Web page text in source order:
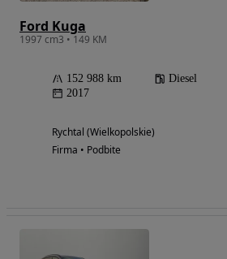
Ford Kuga
1997 cm3 • 149 KM
152 988 km Diesel
2017
Rychtal (Wielkopolskie)
Firma • Podbite